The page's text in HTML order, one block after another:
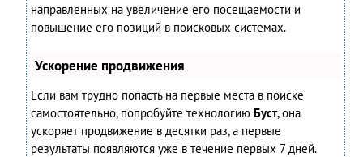
направленных на увеличение его посещаемости и
повышение его позиций в поисковых системах.
Ускорение продвижения
Если вам трудно попасть на первые места в поиске
самостоятельно, попробуйте технологиюБуст, она
ускоряет продвижение в десятки раз, а первые
результаты появляются уже в течение первых 7 дней.